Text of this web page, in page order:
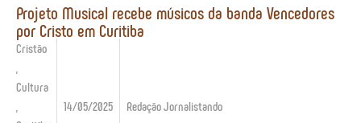
Projeto Musical recebe músicos da banda Vencedores
por Cristo em Curitiba
Cristão
Cultura
14/05/2025 Redação Jornalistando